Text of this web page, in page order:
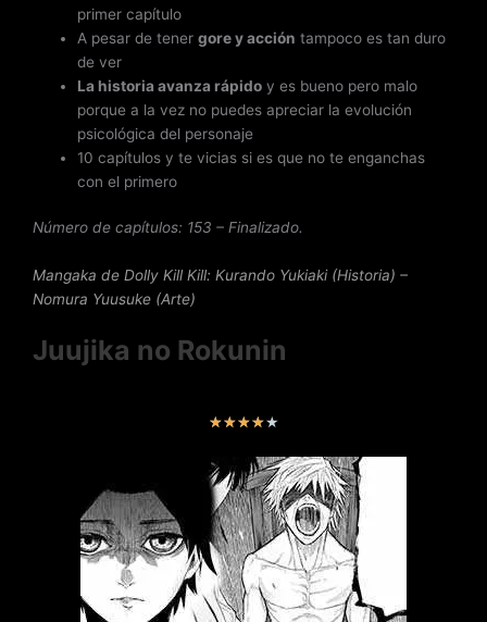
primer capítulo
A pesar de tenergore y acción tampoco es tan duro
de ver
La historia avanza rápido y es bueno pero malo
porque a la vez no puedes apreciar la evolución
psicológica del personaje
10 capítulos y te vicias si es que no te enganchas
con el primero
Número de capítulos: 153 – Finalizado.
Mangaka de Dolly Kill Kill: Kurando Yukiaki (Historia) –
Nomura Yuusuke (Arte)
Juujika no Rokunin
★★★★★V
l
o
r
a
d
o
c